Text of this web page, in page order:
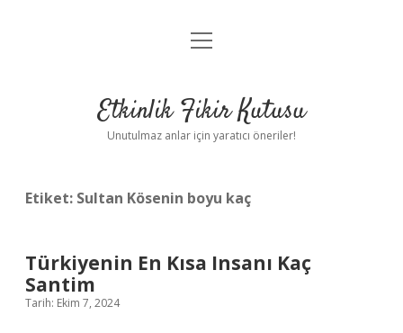
Anasayfa
Yasal Uyarı
menüyü
Etkinlik Fikir Kutusu
Unutulmaz anlar için yaratıcı öneriler!
Etiket: Sultan Kösenin boyu kaç
Türkiyenin En Kısa Insanı Kaç
Santim
Tarih: Ekim 7, 2024